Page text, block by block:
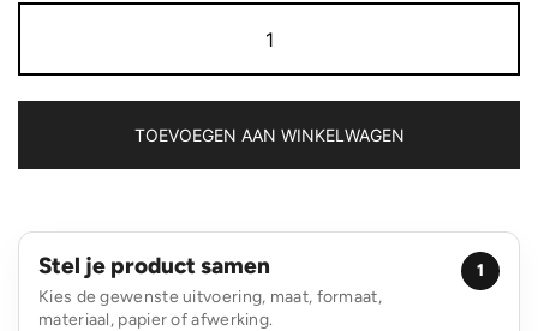
15”
PVC-
vrij
TOEVOEGEN AAN WINKELWAGEN
Stel je product samen
Kies de gewenste uitvoering, maat, formaat,
materiaal, papier of afwerking.
1